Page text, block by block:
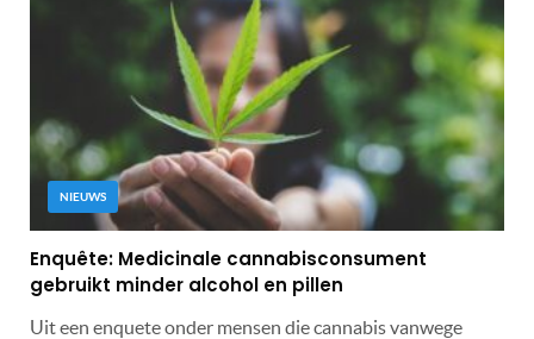
NIEUWS
Enquête: Medicinale cannabisconsument
gebruikt minder alcohol en pillen
Uit een enquete onder mensen die cannabis vanwege